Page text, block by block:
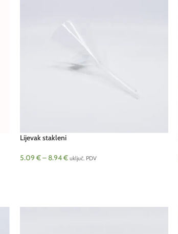
Lijevak stakleni
5.09€–8.94€ uključ. PDV